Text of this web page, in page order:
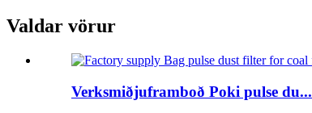
Valdar vörur
Verksmiðjuframboð Poki pulse du...